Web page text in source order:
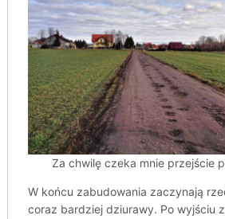
Za chwilę czeka mnie przejście
W końcu zabudowania zaczynają
coraz bardziej dziurawy. Po wyjściu